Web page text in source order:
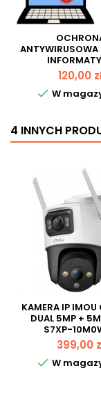
ANTYWIRUSOWA
Cena
120,00
 W
4 INNYCH
KAMERA IP IMOU
DUAL 5MP +
S7XP-
Cena
399,00
 W